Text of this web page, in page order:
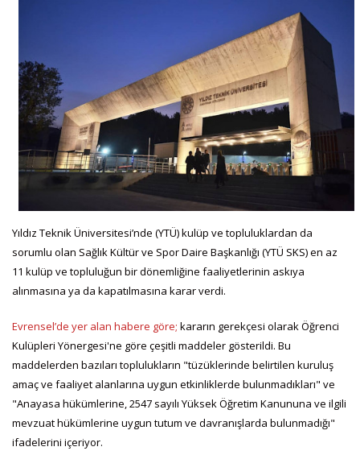
Yıldız Teknik Üniversitesi’nde (YTÜ) kulüp ve topluluklardan da
sorumlu olan Sağlık Kültür ve Spor Daire Başkanlığı (YTÜ SKS) en az
11 kulüp ve topluluğun bir dönemliğine faaliyetlerinin askıya
alınmasına ya da kapatılmasına karar verdi.
Evrensel’de yer alan habere göre; kararın gerekçesi olarak Öğrenci
Kulüpleri Yönergesi'ne göre çeşitli maddeler gösterildi. Bu
maddelerden bazıları toplulukların "tüzüklerinde belirtilen kuruluş
amaç ve faaliyet alanlarına uygun etkinliklerde bulunmadıkları" ve
"Anayasa hükümlerine, 2547 sayılı Yüksek Öğretim Kanununa ve ilgili
mevzuat hükümlerine uygun tutum ve davranışlarda bulunmadığı"
ifadelerini içeriyor.